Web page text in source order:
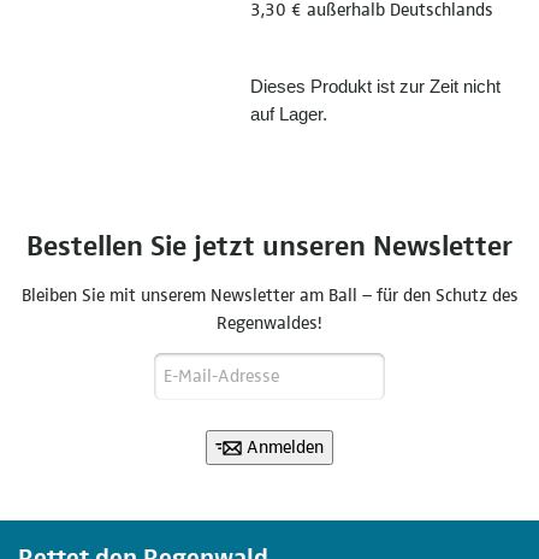
3,30 € außerhalb Deutschlands
Dieses Produkt ist zur Zeit nicht
auf Lager.
Bestellen Sie jetzt unseren Newsletter
Bleiben Sie mit unserem Newsletter am Ball – für den Schutz des
Regenwaldes!
Anmelden